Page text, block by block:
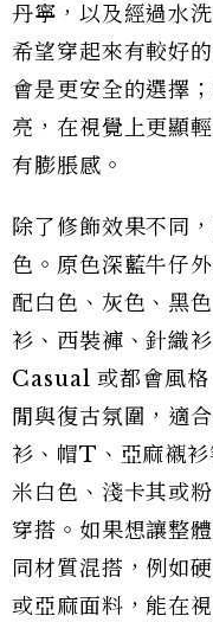
丹寧，以及經過水
希望穿起來有較好
會是更安全的選擇
亮，在視覺上更顯
有膨脹感。
除了修飾效果不同
色。原色深藍牛仔
配白色、灰色、黑
衫、西裝褲、針織
Casual 或都會風格
閒與復古氛圍，適
衫、帽T、亞麻襯衫
米白色、淺卡其或
穿搭。如果想讓整
同材質混搭，例如
或亞麻面料，能在